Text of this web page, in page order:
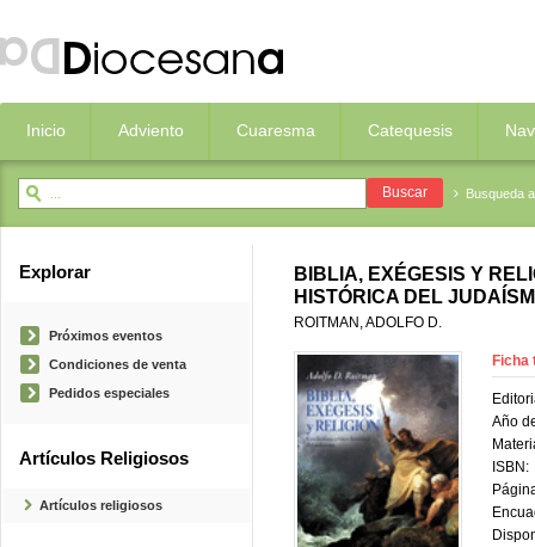
Inicio Adviento Cuaresma Catequesis
Busqueda
Explorar
Próximos eventos
Condiciones de venta
Pedidos especiales
Artículos Religiosos
Artículos religiosos
BIBLIA, EXÉGESIS Y
HISTÓRICA DEL
ROITMAN, ADOLFO D.
Ficha
Año
ISBN: